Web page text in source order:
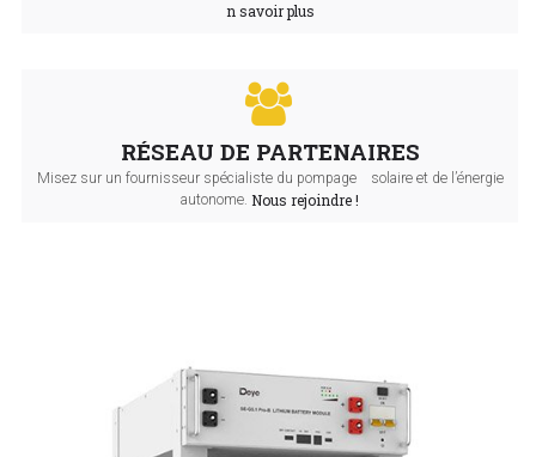
n savoir plus
RÉSEAU DE PARTENAIRES
Misez sur un fournisseur spécialiste du pompage solaire et de l’énergie
autonome. Nous rejoindre !